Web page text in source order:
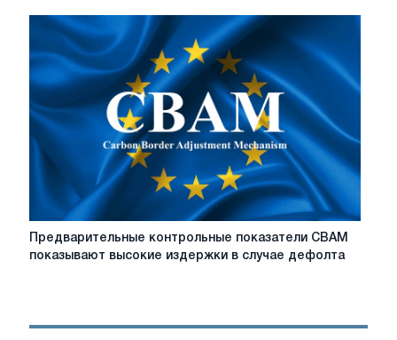
середины
года,
если
макроэкономические
и
политические
условия
улучшатся
Предварительные
высокие
Предварительные контрольные показатели CBAM
показывают высокие издержки в случае дефолта